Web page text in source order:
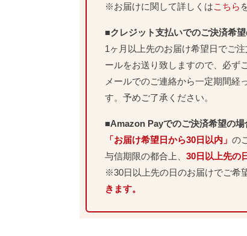
※お届けに関して詳しくはこちら
■クレジット支払いでのご決済希望
1ヶ月以上先のお届け希望日でご
ールをお送り致しますので、必ず
メールでのご連絡から一定期間経
す。予めご了承ください。
■Amazon Payでのご決済希望の場
「お届け希望日から30日以内」 の
与信期限の都合上、 30日以上先の
※30日以上先の日のお届けでご希
きます。